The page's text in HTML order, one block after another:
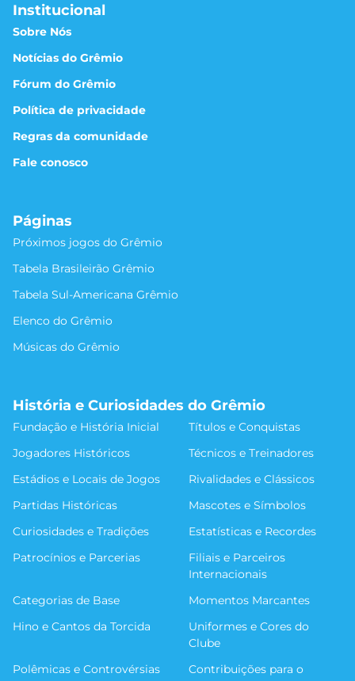
Institucional
Sobre Nós
Notícias do Grêmio
Fórum do Grêmio
Política de privacidade
Regras da comunidade
Fale conosco
Páginas
Próximos jogos do Grêmio
Tabela Brasileirão Grêmio
Tabela Sul-Americana Grêmio
Elenco do Grêmio
Músicas do Grêmio
História e Curiosidades do Grêmio
Fundação e História Inicial
Títulos e Conquistas
Jogadores Históricos
Técnicos e Treinadores
Estádios e Locais de Jogos
Rivalidades e Clássicos
Partidas Históricas
Mascotes e Símbolos
Curiosidades e Tradições
Estatísticas e Recordes
Patrocínios e Parcerias
Filiais e Parceiros
Internacionais
Categorias de Base
Momentos Marcantes
Hino e Cantos da Torcida
Uniformes e Cores do
Clube
Polêmicas e Controvérsias
Contribuições para o